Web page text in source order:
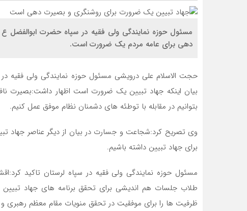
مسئول حوزه نمایندگی ولی فقیه در سپاه حضرت
دهی برای عامه مردم یک ضرورت است.
حجت الاسلام علی درویشی مسئول حوزه نمایندگی ولی فقیه در
بیان اینکه جهاد تبیین یک ضرورت است اظهار داشت:بصیرت
بتوانیم در مقابله با توطئه های دشمنان نظام موفق عمل کنیم.
وی تصریح کرد:شجاعت و جسارت در بیان از دیگر عناصر جهاد
برای جهاد تبیین داشته باشیم.
مسئول حوزه نمایندگی ولی فقیه در سپاه لرستان تاکید
طلاب جلسات هم اندیشی برای تحقق برنامه های جهاد تبیین
ظرفیت ها را برای موفقیت در تحقق منویات مقام معظم رهبری